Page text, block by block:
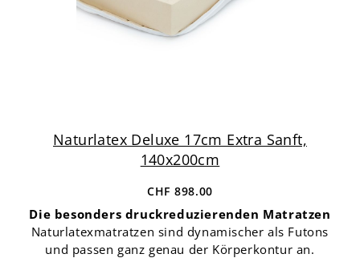
Naturlatex Deluxe 17cm Extra Sanft,
140x200cm
CHF 898.00
Die besonders druckreduzierenden Matratzen
Naturlatexmatratzen sind dynamischer als Futons
und passen ganz genau der Körperkontur an.